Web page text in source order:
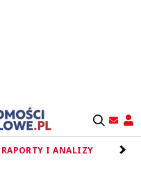
RAPORTY I ANALIZY